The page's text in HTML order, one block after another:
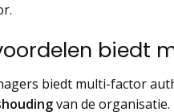
biedt
biedt multi-factor
van de organisatie.